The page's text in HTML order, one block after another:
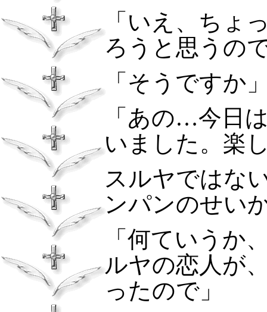
「いえ、ちょ
ろうと思うの
「そうですか
「あの…今日
いました。楽
スルヤではな
ンパンのせい
「何ていうか
ルヤの恋人が
ったので」